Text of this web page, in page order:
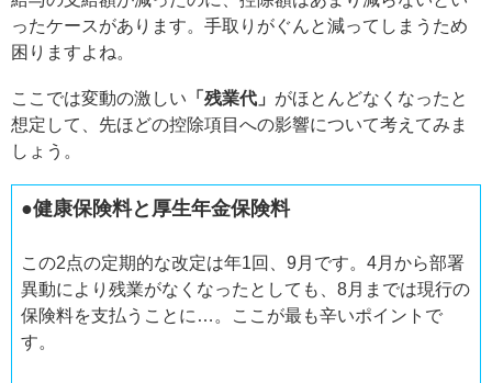
ったケースがあります。手取りがぐんと減ってしまうため
困りますよね。
ここでは変動の激しい 「残業代」 がほとんどなくなったと
想定して、先ほどの控除項目への影響について考えてみま
しょう。
●健康保険料と厚生年金保険料
この2点の定期的な改定は年1回、9月です。4月から部署
異動により残業がなくなったとしても、8月までは現行の
保険料を支払うことに…。ここが最も辛いポイントで
す。